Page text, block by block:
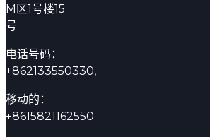
M区1号楼15
号
电话号码：
+862133550330,
移动的：
+8615821162550